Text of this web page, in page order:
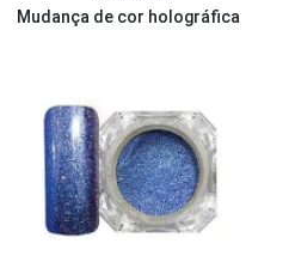
Mudança de cor holográfica